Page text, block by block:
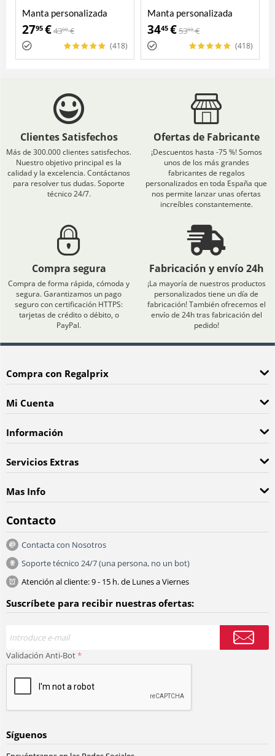
Manta personalizada
2795 €4300 €
(418)
Manta personalizada
3445 €5300 €
(418)
Clientes Satisfechos
Más de 300.000 clientes satisfechos.
Nuestro objetivo principal es la
calidad y la excelencia. Contáctanos
para resolver tus dudas. Soporte
técnico 24/7.
Ofertas de Fabricante
¡Descuentos hasta -75 %! Somos
unos de los más grandes
fabricantes de regalos
personalizados en toda España que
nos permite lanzar unas ofertas
increíbles constantemente.
Compra segura
Compra de forma rápida, cómoda y
segura. Garantizamos un pago
seguro con certificación HTTPS:
tarjetas de crédito o débito, o
PayPal.
Fabricación y envío 24h
¡La mayoría de nuestros productos
personalizados tiene un día de
fabricación! También ofrecemos el
envío de 24h tras fabricación del
pedido!
Compra con Regalprix
Mi Cuenta
Información
Servicios Extras
Mas Info
Contacto
Contacta con Nosotros
Soporte técnico 24/7 (una persona, no un bot)
Atención al cliente: 9 - 15 h. de Lunes a Viernes
Suscríbete para recibir nuestras ofertas:
Validación Anti-Bot
Síguenos